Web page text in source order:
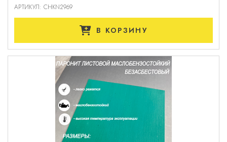
АРТИКУЛ: CHKN2969
В КОРЗИНУ